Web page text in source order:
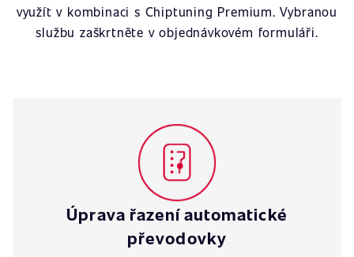
využít v kombinaci s Chiptuning Premium. Vybranou
službu zaškrtněte v objednávkovém formuláři.
Úprava řazení automatické
převodovky